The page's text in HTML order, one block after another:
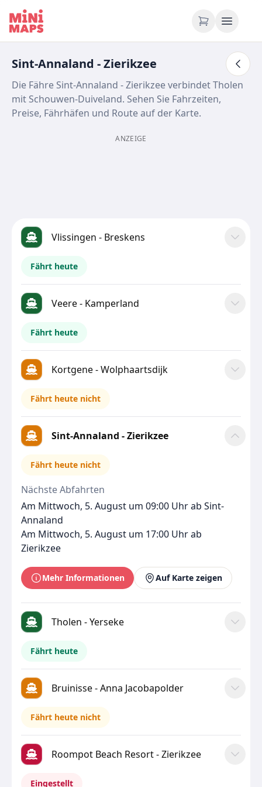
Zum Inhalt springen
Sint-Annaland - Zierikzee
Die Fähre Sint-Annaland - Zierikzee verbindet Tholen
mit Schouwen-Duiveland. Sehen Sie Fahrzeiten,
Preise, Fährhäfen und Route auf der Karte.
ANZEIGE
Vlissingen - Breskens
Fährt heute
Veere - Kamperland
Fährt heute
Kortgene - Wolphaartsdijk
Fährt heute nicht
Sint-Annaland - Zierikzee
Fährt heute nicht
Nächste Abfahrten
Am Mittwoch, 5. August um 09:00 Uhr ab Sint-
Annaland
Am Mittwoch, 5. August um 17:00 Uhr ab
Zierikzee
Mehr Informationen Auf Karte zeigen
Tholen - Yerseke
Fährt heute
Bruinisse - Anna Jacobapolder
Fährt heute nicht
Roompot Beach Resort - Zierikzee
Eingestellt